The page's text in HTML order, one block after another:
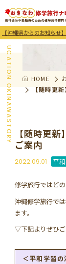
JP
お知ら
支援･
学習
参加
EDUCATION OKINAWASTORY
お知
HOME
【随時更
【随時更
ご案内
2022.09.01 平
修学旅行ではど
沖縄修学旅行で
ます。
▽下記よりぜひ
＜平和学習